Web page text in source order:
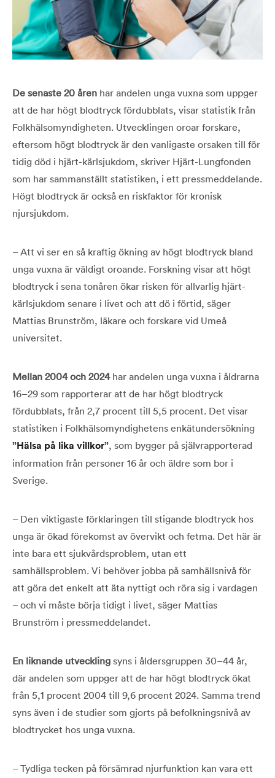
De senaste 20 åren har andelen unga vuxna som uppger
att de har högt blodtryck fördubblats, visar statistik från
Folkhälsomyndigheten. Utvecklingen oroar forskare,
eftersom högt blodtryck är den vanligaste orsaken till för
tidig död i hjärt-kärlsjukdom, skriver Hjärt-Lungfonden
som har sammanställt statistiken, i ett pressmeddelande.
Högt blodtryck är också en riskfaktor för kronisk
njursjukdom.
– Att vi ser en så kraftig ökning av högt blodtryck bland
unga vuxna är väldigt oroande. Forskning visar att högt
blodtryck i sena tonåren ökar risken för allvarlig hjärt-
kärlsjukdom senare i livet och att dö i förtid, säger
Mattias Brunström, läkare och forskare vid Umeå
universitet.
Mellan 2004 och 2024har andelen unga vuxna i åldrarna
16–29 som rapporterar att de har högt blodtryck
fördubblats, från 2,7 procent till 5,5 procent. Det visar
statistiken i Folkhälsomyndighetens enkätundersökning
”Hälsa på lika villkor”, som bygger på självrapporterad
information från personer 16 år och äldre som bor i
Sverige.
– Den viktigaste förklaringen till stigande blodtryck hos
unga är ökad förekomst av övervikt och fetma. Det här är
inte bara ett sjukvårdsproblem, utan ett
samhällsproblem. Vi behöver jobba på samhällsnivå för
att göra det enkelt att äta nyttigt och röra sig i vardagen
– och vi måste börja tidigt i livet, säger Mattias
Brunström i pressmeddelandet.
En liknande utveckling syns i åldersgruppen 30–44 år,
där andelen som uppger att de har högt blodtryck ökat
från 5,1 procent 2004 till 9,6 procent 2024. Samma trend
syns även i de studier som gjorts på befolkningsnivå av
blodtrycket hos unga vuxna.
– Tydliga tecken på försämrad njurfunktion kan vara ett